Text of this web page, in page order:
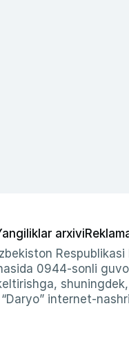
arxivi
0944-sonli
internet-